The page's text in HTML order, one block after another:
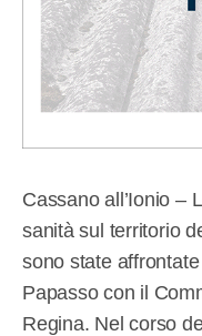
Cassano all’Ionio –
sanità sul territorio
sono state
Papasso con il
Regina. Nel corso